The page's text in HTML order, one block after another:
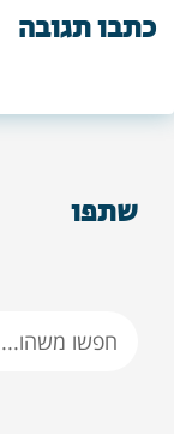
כתבו תגובה
שתפו